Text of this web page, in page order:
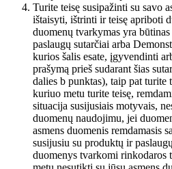
Turite teisę susipažinti su savo
ištaisyti, ištrinti ir teisę apriboti
duomenų tvarkymas yra
paslaugų sutarčiai arba
kurios šalis esate, įgyvendinti
prašymą prieš sudarant šias
dalies b punktas), taip pat turite
kuriuo metu turite teisę,
situacija susijusiais motyvais,
duomenų naudojimu, jei
asmens duomenis remdamasis
susijusiu su produktų ir
duomenys tvarkomi rinkodaros